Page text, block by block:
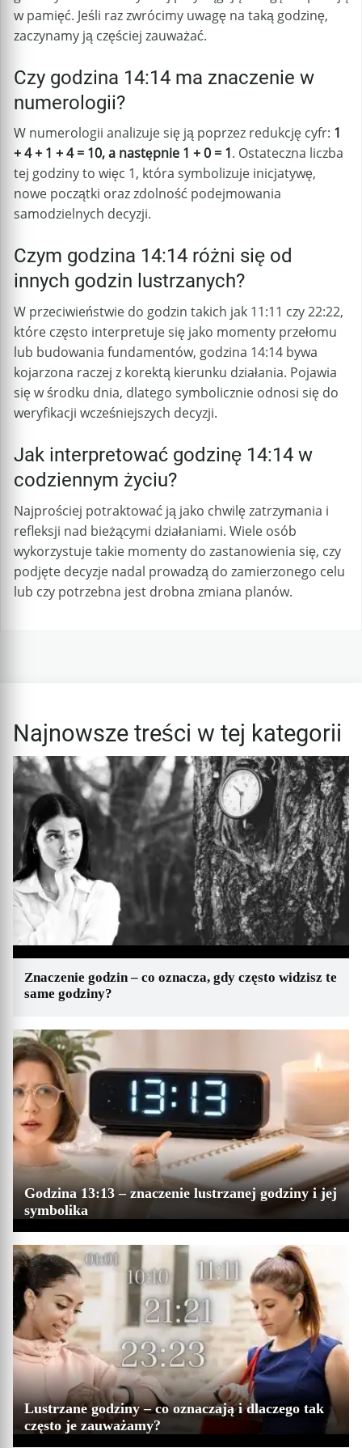
w pamięć. Jeśli raz zwrócimy uwagę na taką godzinę,
zaczynamy ją częściej zauważać.
Czy godzina 14:14 ma znaczenie w
numerologii?
W numerologii analizuje się ją poprzez redukcję cyfr: 1
+ 4 + 1 + 4 = 10, a następnie 1 + 0 = 1. Ostateczna liczba
tej godziny to więc 1, która symbolizuje inicjatywę,
nowe początki oraz zdolność podejmowania
samodzielnych decyzji.
Czym godzina 14:14 różni się od
innych godzin lustrzanych?
W przeciwieństwie do godzin takich jak 11:11 czy 22:22,
które często interpretuje się jako momenty przełomu
lub budowania fundamentów, godzina 14:14 bywa
kojarzona raczej z korektą kierunku działania. Pojawia
się w środku dnia, dlatego symbolicznie odnosi się do
weryfikacji wcześniejszych decyzji.
Jak interpretować godzinę 14:14 w
codziennym życiu?
Najprościej potraktować ją jako chwilę zatrzymania i
refleksji nad bieżącymi działaniami. Wiele osób
wykorzystuje takie momenty do zastanowienia się, czy
podjęte decyzje nadal prowadzą do zamierzonego celu
lub czy potrzebna jest drobna zmiana planów.
Najnowsze treści w tej kategorii
Znaczenie godzin – co oznacza, gdy często widzisz te
same godziny?
Godzina 13:13 – znaczenie lustrzanej godziny i jej
symbolika
Lustrzane godziny – co oznaczają i dlaczego tak
często je zauważamy?